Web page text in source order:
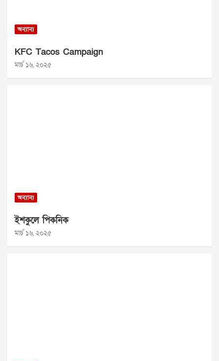
অন্যান্য
KFC Tacos Campaign
মার্চ ১৬, ২০২৫
অন্যান্য
ইশকুলে পিকনিক
মার্চ ১৬, ২০২৫